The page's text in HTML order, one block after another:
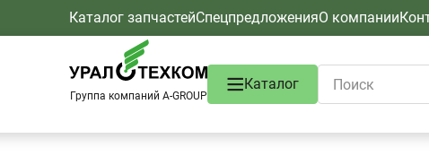
Каталог запчастейСпецпредложенияО компании
Группа компаний A-GROUP
Каталог